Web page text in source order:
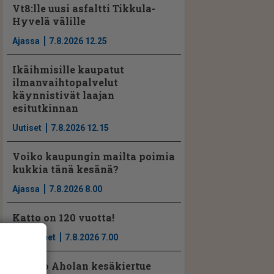
Vt8:lle uusi asfaltti Tikkula-
Hyvelä välille
Ajassa 7.8.2026 12.25
Ikäihmisille kaupatut
ilmanvaihtopalvelut
käynnistivät laajan
esitutkinnan
Uutiset 7.8.2026 12.15
Voiko kaupungin mailta poimia
kukkia tänä kesänä?
Ajassa 7.8.2026 8.00
Katto on 120 vuotta!
Mielipiteet 7.8.2026 7.00
Jarkko Aholan kesäkiertue